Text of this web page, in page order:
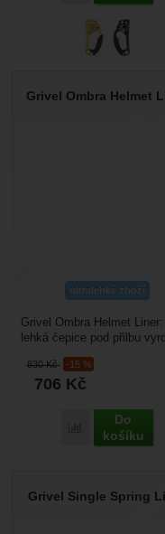
Grivel Ombra Helmet
ultralehké zboží
830Kč -15 %
706 Kč
Přidat 'Grivel
Do
košíku
Grivel Ombra Helmet Liner:
lehká čepice pod přilbu
Hmotnost:...
Grivel Single Spring